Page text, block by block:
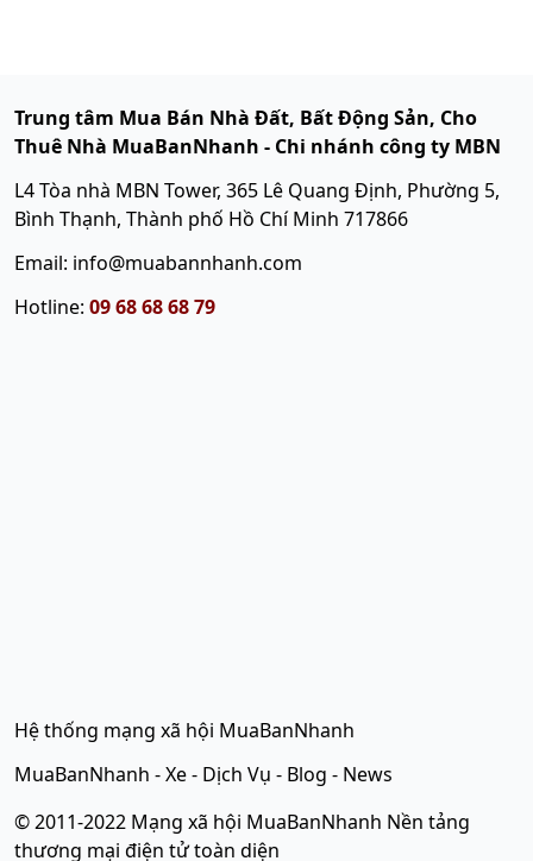
Trung tâm Mua Bán Nhà Đất, Bất Động Sản, Cho
Thuê Nhà MuaBanNhanh - Chi nhánh công ty MBN
L4 Tòa nhà MBN Tower, 365 Lê Quang Định, Phường 5,
Bình Thạnh, Thành phố Hồ Chí Minh 717866
Email: info@muabannhanh.com
Hotline: 09 68 68 68 79
Hệ thống mạng xã hội MuaBanNhanh
MuaBanNhanh -Xe- Dịch Vụ - Blog - News
© 2011-2022 Mạng xã hội MuaBanNhanh Nền tảng
thương mại điện tử toàn diện